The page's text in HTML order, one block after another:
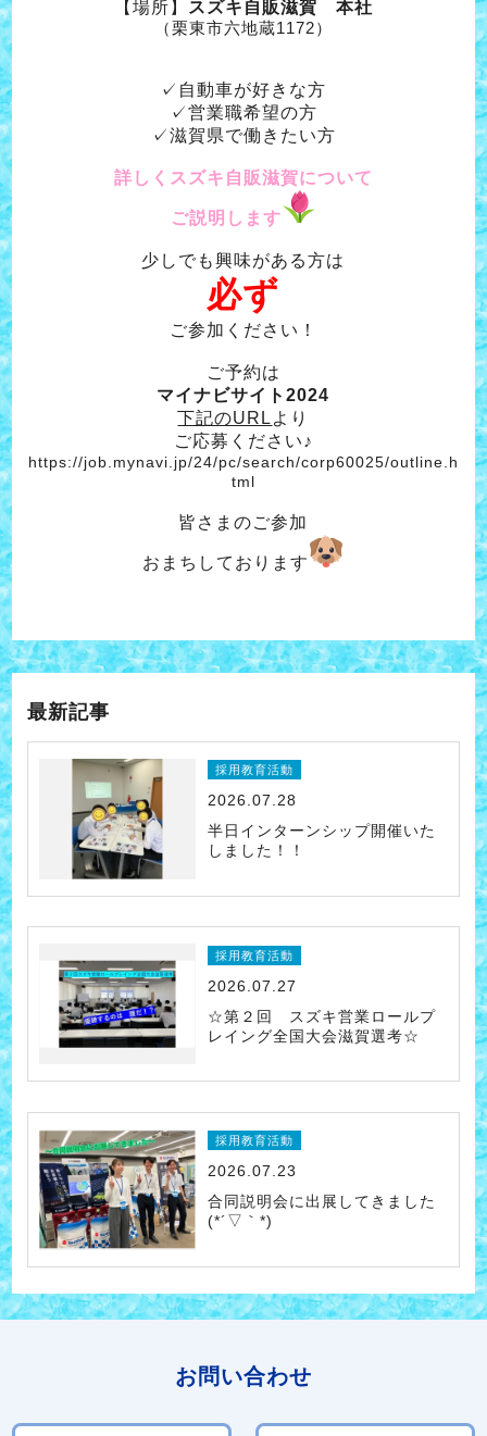
【場所】 スズキ自販滋賀 本社
（栗東市六地蔵1172）
✓自動車が好きな方
✓営業職希望の方
✓滋賀県で働きたい方
詳しくスズキ自販滋賀について
ご説明します
少しでも興味がある方は
必ず
ご参加ください！
ご予約は
マイナビサイト2024
下記のURL より
ご応募ください♪
https://job.mynavi.jp/24/pc/search/corp60025/outline.h
tml
皆さまのご参加
おまちしております
最新記事
採用教育活動
2026.07.28
半日インターンシップ開催いた
しました！！
採用教育活動
2026.07.27
☆第２回 スズキ営業ロールプ
レイング全国大会滋賀選考☆
採用教育活動
2026.07.23
合同説明会に出展してきました
(*´▽｀*)
お問い合わせ